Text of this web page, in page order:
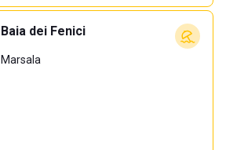
Baia dei Fenici
Marsala